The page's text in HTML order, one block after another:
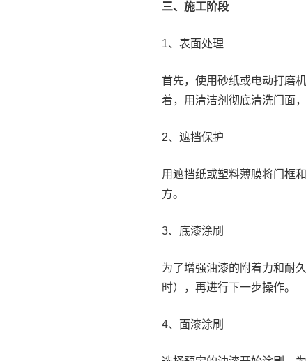
三、施工阶段
1、表面处理
首先，使用砂纸或电动打磨
着，用清洁剂彻底清洗门面
2、遮挡保护
用遮挡纸或塑料薄膜将门框
方。
3、底漆涂刷
为了增强油漆的附着力和耐
时），再进行下一步操作。
4、面漆涂刷